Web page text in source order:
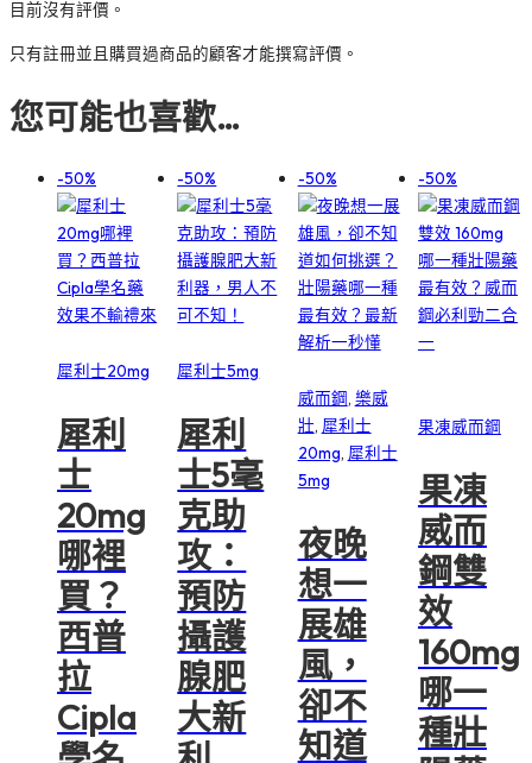
目前沒有評價。
只有註冊並且購買過商品的顧客才能撰寫評價。
您可能也喜歡…
-50%
犀利士20mg
犀利
士
20mg
哪裡
買？
西普
拉
Cipla
-50%
犀利士5mg
犀利
士5毫
克助
攻：
預防
攝護
腺肥
大新
-50%
威而鋼, 樂威
壯, 犀利士
20mg, 犀利士
5mg
夜晚
想一
展雄
風，
卻不
知道
-50%
果凍威而鋼
果凍
威而
鋼雙
效
160mg
哪一
種壯